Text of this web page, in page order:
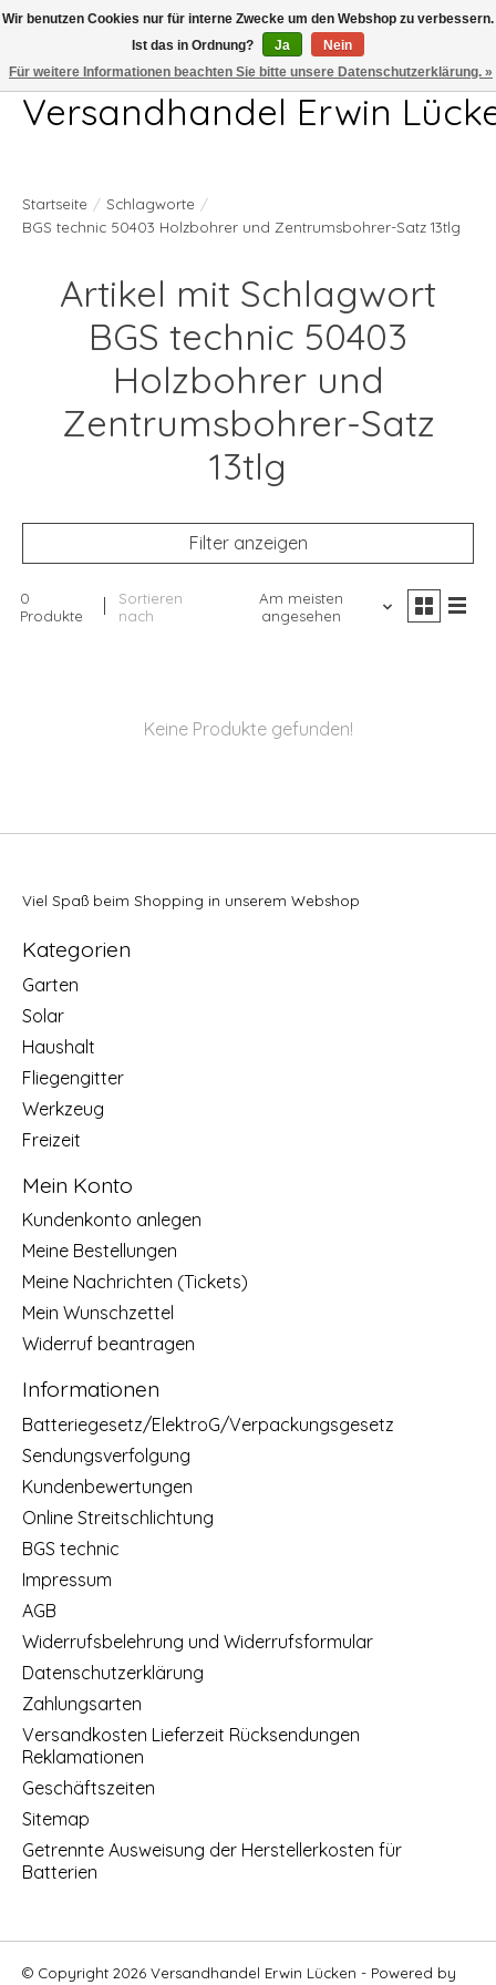
Telefon 04407 715872 MO-DO 7.00-17.00Uhr FR 7.00-13.00Uhr
Versandhandel Erwin
Startseite / Schlagworte /
BGS technic 50403 Holzbohrer und Zentrumsbohrer-Satz 13tlg
Artikel mit Schlagwort
BGS technic 50403
Holzbohrer und
Zentrumsbohrer-Satz
13tlg
Filter anzeigen
0
Produkte
Sortieren
nach
Am meisten
angesehen
Keine Produkte gefunden!
Viel Spaß beim Shopping in unserem Webshop
Kategorien
Garten
Solar
Haushalt
Fliegengitter
Werkzeug
Freizeit
Mein Konto
Kundenkonto anlegen
Meine Bestellungen
Meine Nachrichten (Tickets)
Mein Wunschzettel
Widerruf beantragen
Informationen
Batteriegesetz/ElektroG/Verpackungsgesetz
Sendungsverfolgung
Kundenbewertungen
Online Streitschlichtung
BGS technic
Impressum
AGB
Widerrufsbelehrung und Widerrufsformular
Datenschutzerklärung
Zahlungsarten
Versandkosten Lieferzeit Rücksendungen
Reklamationen
Geschäftszeiten
Sitemap
Getrennte Ausweisung der Herstellerkosten für
Batterien
© Copyright 2026 Versandhandel Erwin Lücken - Powered by
Wir benutzen Cookies nur für interne Zwecke um den Webshop zu verbessern.
Ist das in Ordnung?
Ja
Nein
Für weitere Informationen beachten Sie bitte unsere Datenschutzerklärung. »